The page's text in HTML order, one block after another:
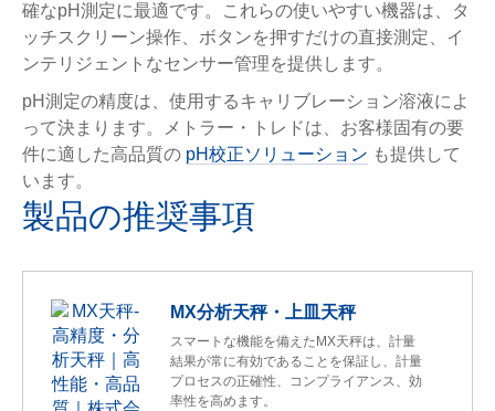
確なpH測定に最適です。これらの使いやすい機器は、タ
ッチスクリーン操作、ボタンを押すだけの直接測定、イ
ンテリジェントなセンサー管理を提供します。
pH測定の精度は、使用するキャリブレーション溶液によ
って決まります。メトラー・トレドは、お客様固有の要
件に適した高品質の pH校正ソリューション も提供して
います。
製品の推奨事項
MX分析天秤・上皿天秤
スマートな機能を備えたMX天秤は、計量
結果が常に有効であることを保証し、計量
プロセスの正確性、コンプライアンス、効
率性を高めます。